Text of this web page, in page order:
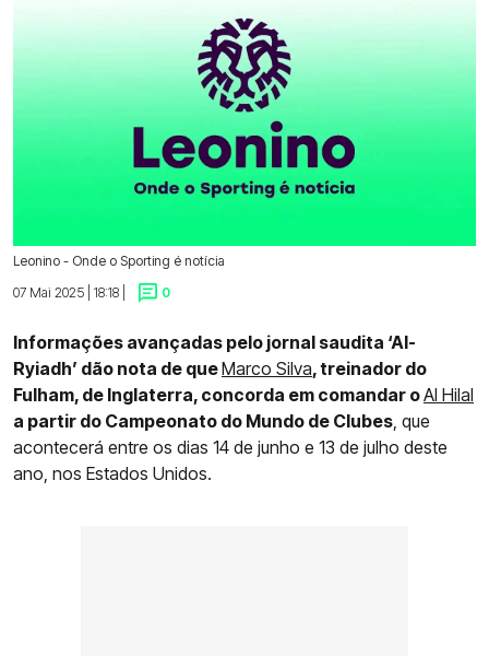
Leonino - Onde o Sporting é notícia
07 Mai 2025 | 18:18 |
0
Informações avançadas pelo jornal saudita ‘Al-
Ryiadh’ dão nota de queMarco Silva, treinador do
Fulham, de Inglaterra, concorda em comandar oAl Hilal
a partir do Campeonato do Mundo de Clubes, que
acontecerá entre os dias 14 de junho e 13 de julho deste
ano, nos Estados Unidos.